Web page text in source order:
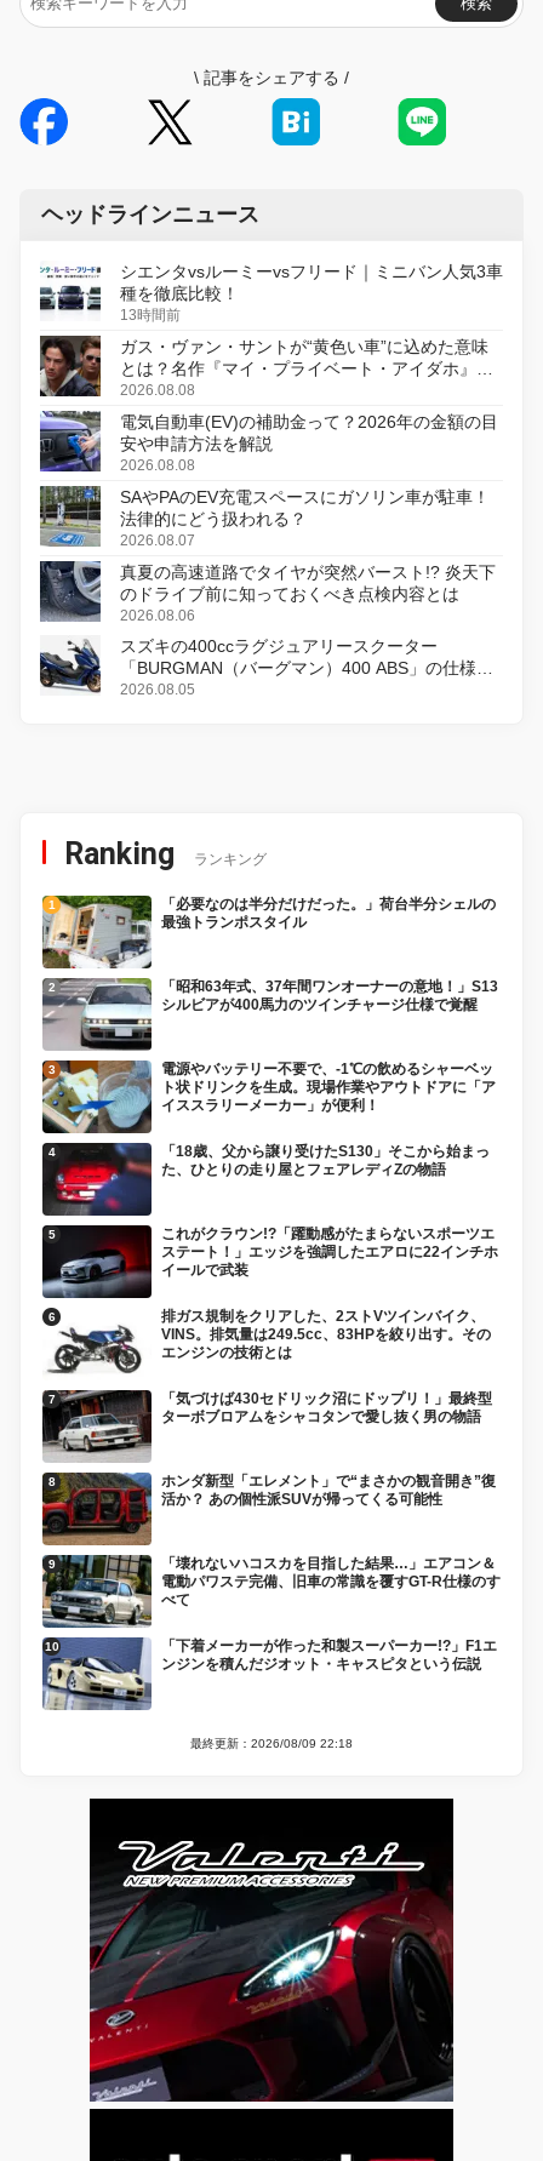
\ 記事をシェアする /
ヘッドラインニュース
シエンタvsルーミーvsフリード｜ミニバン人気3車
種を徹底比較！
13時間前
ガス・ヴァン・サントが“黄色い車”に込めた意味
とは？名作『マイ・プライベート・アイダホ』が
初のデジタルリマスター版で復活
2026.08.08
電気自動車(EV)の補助金って？2026年の金額の目
安や申請方法を解説
2026.08.08
SAやPAのEV充電スペースにガソリン車が駐車！
法律的にどう扱われる？
2026.08.07
真夏の高速道路でタイヤが突然バースト!? 炎天下
のドライブ前に知っておくべき点検内容とは
2026.08.06
スズキの400ccラグジュアリースクーター
「BURGMAN（バーグマン）400 ABS」の仕様を
変更し、8月18日に発売
2026.08.05
Ranking ランキング
「必要なのは半分だけだった。」荷台半分シェルの
最強トランポスタイル
「昭和63年式、37年間ワンオーナーの意地！」S13
シルビアが400馬力のツインチャージ仕様で覚醒
電源やバッテリー不要で、-1℃の飲めるシャーベッ
ト状ドリンクを生成。現場作業やアウトドアに「ア
イススラリーメーカー」が便利！
「18歳、父から譲り受けたS130」そこから始まっ
た、ひとりの走り屋とフェアレディZの物語
これがクラウン!?「躍動感がたまらないスポーツエ
ステート！」エッジを強調したエアロに22インチホ
イールで武装
排ガス規制をクリアした、2ストVツインバイク、
VINS。排気量は249.5cc、83HPを絞り出す。その
エンジンの技術とは
「気づけば430セドリック沼にドップリ！」最終型
ターボブロアムをシャコタンで愛し抜く男の物語
ホンダ新型「エレメント」で“まさかの観音開き”復
活か？ あの個性派SUVが帰ってくる可能性
「壊れないハコスカを目指した結果…」エアコン＆
電動パワステ完備、旧車の常識を覆すGT-R仕様のす
べて
「下着メーカーが作った和製スーパーカー!?」F1エ
ンジンを積んだジオット・キャスピタという伝説
最終更新：2026/08/09 22:18